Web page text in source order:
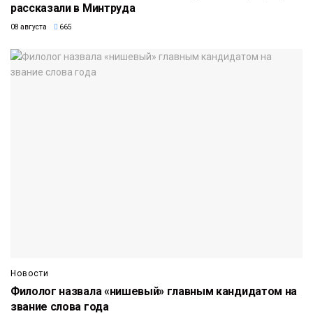
рассказали в Минтруда
08 августа 665
Новости
Филолог назвала «нишевый» главным кандидатом на
звание слова года